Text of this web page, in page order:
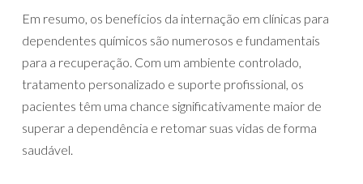
Em resumo, os benefícios da internação em clínicas para
dependentes químicos são numerosos e fundamentais
para a recuperação. Com um ambiente controlado,
tratamento personalizado e suporte profissional, os
pacientes têm uma chance significativamente maior de
superar a dependência e retomar suas vidas de forma
saudável.